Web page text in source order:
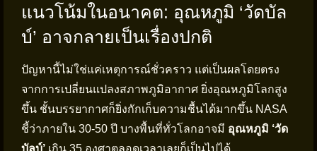
แนวโน้มในอนาคต: อุณหภูมิ ‘วัดบัล
บ์’ อาจกลายเป็นเรื่องปกติ
ปัญหานี้ไม่ใช่แค่เหตุการณ์ชั่วคราว แต่เป็นผลโดยตรง
จากการเปลี่ยนแปลงสภาพภูมิอากาศ ยิ่งอุณหภูมิโลกสูง
ขึ้น ชั้นบรรยากาศก็ยิ่งกักเก็บความชื้นได้มากขึ้น NASA
ชี้ว่าภายใน 30-50 ปี บางพื้นที่ทั่วโลกอาจมี อุณหภูมิ ‘วัด
บัลบ์’ เกิน 35 องศาตลอดเวลาเลยก็เป็นไปได้